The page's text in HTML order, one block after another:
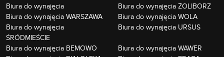
Biura do wynajęcia
Biura do wynajęcia ŻOLIBORZ
Biura do wynajęcia WARSZAWA
Biura do wynajęcia WOLA
Biura do wynajęcia
ŚRÓDMIEŚCIE
Biura do wynajęcia URSUS
Biura do wynajęcia BEMOWO
Biura do wynajęcia WAWER